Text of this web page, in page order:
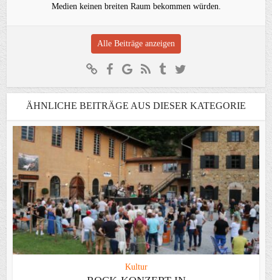
Medien keinen breiten Raum bekommen würden.
Alle Beiträge anzeigen
ÄHNLICHE BEITRÄGE AUS DIESER KATEGORIE
Kultur